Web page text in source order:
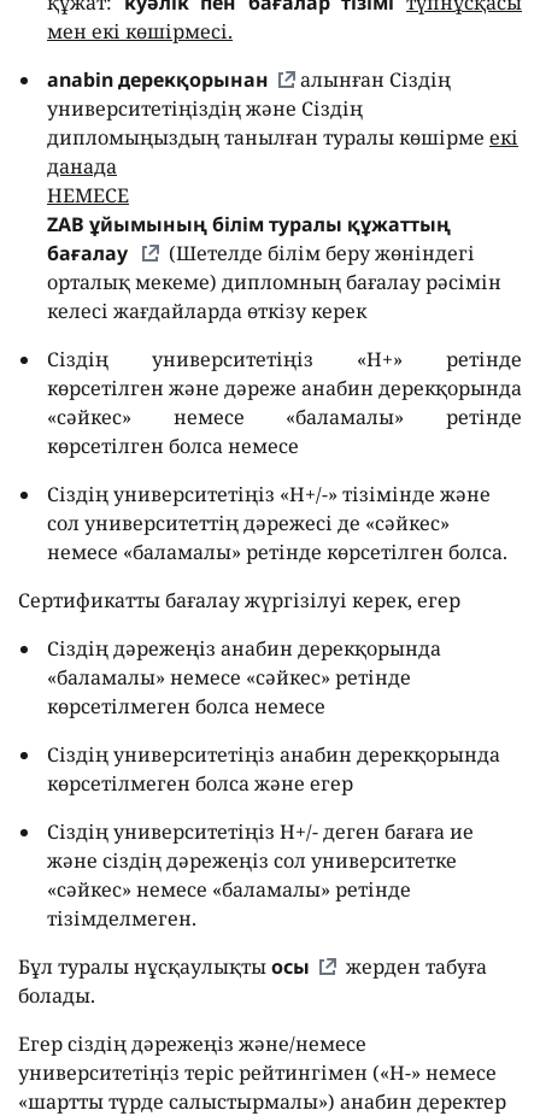
мен екі көшірмесі.
anabin дерекқорынан
алынған Сіздің
университетіңіздің және Сіздің
дипломыңыздың танылған туралы көшірме екі
данада
НЕМЕСЕ
ZAB ұйымының білім туралы құжаттың
бағалау
(Шетелде білім беру жөніндегі
орталық мекеме) дипломның бағалау рәсімін
келесі жағдайларда өткізу керек
Сіздің университетіңіз «H+» ретінде
көрсетілген және дәреже анабин дерекқорында
«сәйкес» немесе «баламалы» ретінде
көрсетілген болса немесе
Сіздің университетіңіз «H+/-» тізімінде және
сол университеттің дәрежесі де «сәйкес»
немесе «баламалы» ретінде көрсетілген болса.
Сертификатты бағалау жүргізілуі керек, егер
Сіздің дәрежеңіз анабин дерекқорында
«баламалы» немесе «сәйкес» ретінде
көрсетілмеген болса немесе
Сіздің университетіңіз анабин дерекқорында
көрсетілмеген болса және егер
Сіздің университетіңіз H+/- деген бағаға ие
және сіздің дәрежеңіз сол университетке
«сәйкес» немесе «баламалы» ретінде
тізімделмеген.
Бұл туралы нұсқаулықтыосы
жерден табуға
болады.
Егер сіздің дәрежеңіз және/немесе
университетіңіз теріс рейтингімен («H-» немесе
«шартты түрде салыстырмалы») анабин деректер